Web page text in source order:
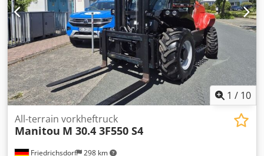
1 / 10
Friedrichsdorf 298 km
All-terrain vorkheftruck
Manitou M 30.4 3F550 S4